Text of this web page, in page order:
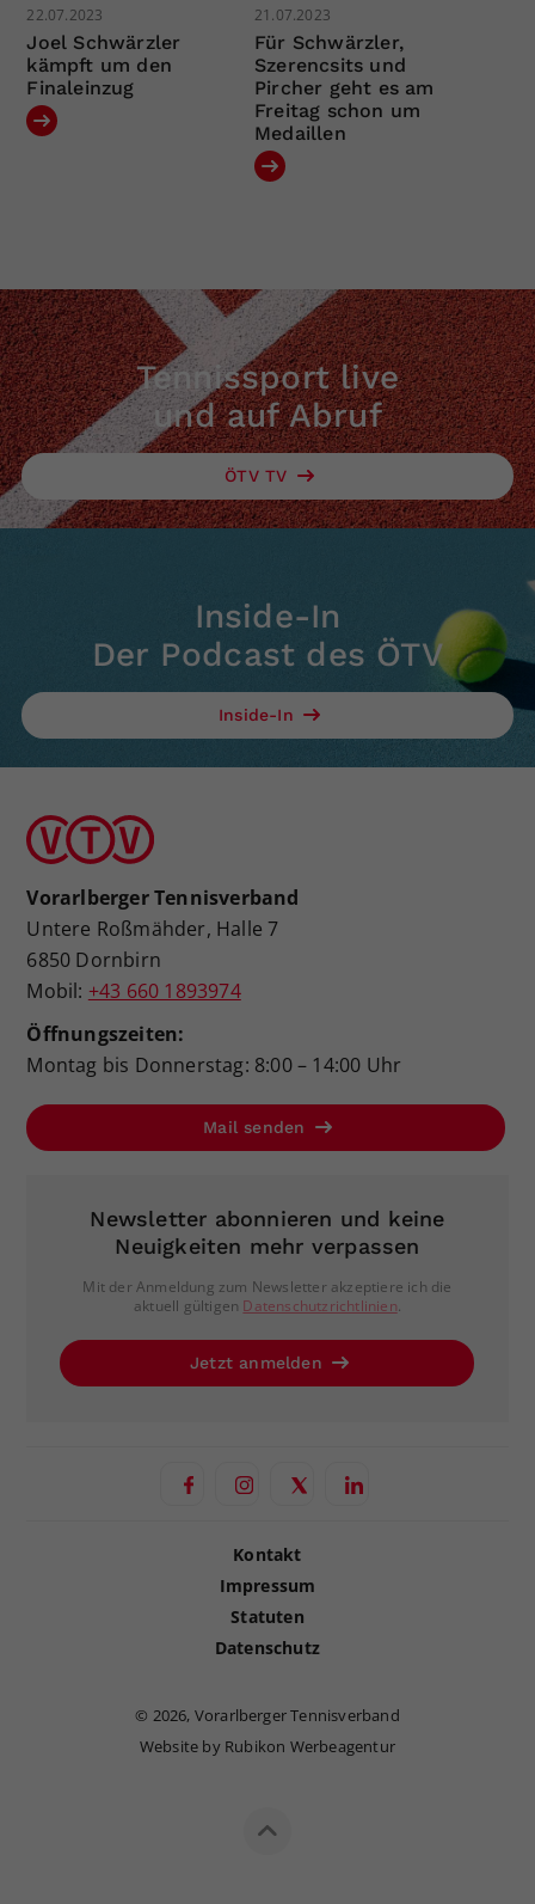
22.07.2023
Joel Schwärzler
kämpft um den
Finaleinzug
21.07.2023
Für Schwärzler,
Szerencsits und
Pircher geht es am
Freitag schon um
Medaillen
Tennissport live
und auf Abruf
ÖTV TV
Inside-In
Der Podcast des ÖTV
Inside-In
Vorarlberger Tennisverband
Untere Roßmähder, Halle 7
6850 Dornbirn
Mobil: +43 660 1893974
Öffnungszeiten:
Montag bis Donnerstag: 8:00 – 14:00 Uhr
Mail senden
Newsletter abonnieren und keine
Neuigkeiten mehr verpassen
Mit der Anmeldung zum Newsletter akzeptiere ich die
aktuell gültigen Datenschutzrichtlinien.
Jetzt anmelden
Kontakt
Impressum
Statuten
Datenschutz
© 2026, Vorarlberger Tennisverband
Website by Rubikon Werbeagentur